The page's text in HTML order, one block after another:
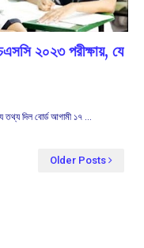
২০২৩ পরীক্ষায়, যে
তথ্য দিল বোর্ড আগামী ১৭ …
Older Posts